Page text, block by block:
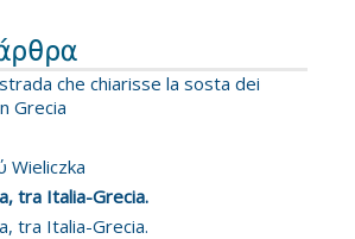
che chiarisse la sosta dei
Grecia
Wieliczka
tra Italia-Grecia.
tra Italia-Grecia.